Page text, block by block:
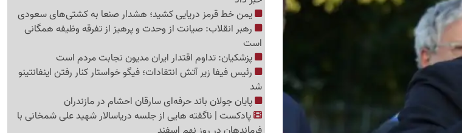
یمن خط قرمز دریایی کشید؛ هشدار صنعا به کشتی‌های سعودی
رهبر انقلاب: صیانت از وحدت و پرهیز از تفرقه وظیفه همگانی
است
پزشکیان: تداوم اقتدار ایران مدیون نجابت مردم است
رئیس فیفا زیر آتش انتقادات؛ فیگو خواستار کنار رفتن اینفانتینو
شد
پایان جولان باند حرفه‌ای سارقان احشام در مازندران
پادکست | ناگفته هایی از جلسه دریاسالار شهید علی شمخانی با